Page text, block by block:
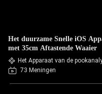
Het duurzame Snelle iOS
met 35cm Aftastende Waaier
Het Apparaat van de
73 Meningen